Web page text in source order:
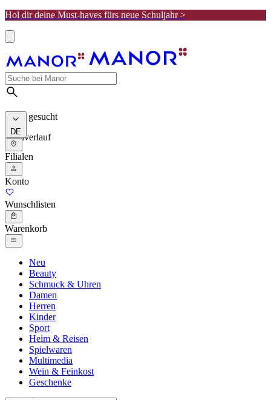
Hol dir deine Must-haves fürs neue Schuljahr >
Meist gesucht
Suchverlauf
DE
Filialen
Konto
Wunschlisten
Warenkorb
Neu
Beauty
Schmuck & Uhren
Damen
Herren
Kinder
Sport
Heim & Reisen
Spielwaren
Multimedia
Wein & Feinkost
Geschenke